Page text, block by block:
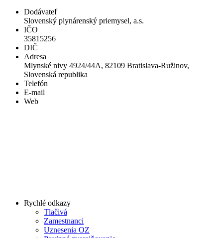
Dodávateľ
Slovenský plynárenský priemysel, a.s.
IČO
35815256
DIČ
Adresa
Mlynské nivy 4924/44A, 82109 Bratislava-Ružinov,
Slovenská republika
Telefón
E-mail
Web
Rychlé odkazy
Tlačivá
Zamestnanci
Uznesenia OZ